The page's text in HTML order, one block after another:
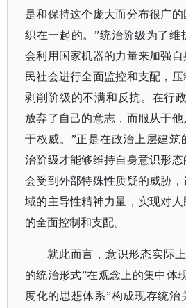
是和保持这个庞大而分布很广
织在一起的。”统治阶级为了维
会利用国家机器的力量来加强
民社会进行全面监控和支配，
剥削阶级的不满和反抗。在行
放弃了自己的意志，而服从于
于权威。”正是在政治上层建筑
治阶级才能够维持自身意识形
会受到外部特殊性质疑的威胁
域的主导性精神力量，实现对
的全面控制和支配。
就此而言，意识形态实际
的统治形式”在观念上的集中体
度化的思想体系”构成现存统治